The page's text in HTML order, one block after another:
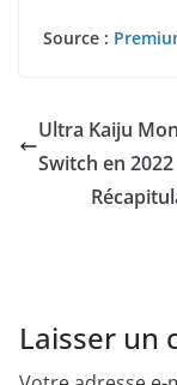
Source :
Ultra Kaiju
Switch en 2022
Laisser un